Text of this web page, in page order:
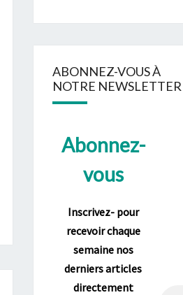
ABONNEZ-VOUS À
NOTRE NEWSLETTER
Abonnez-
vous
Inscrivez- pour
recevoir chaque
semaine nos
derniers articles
directement